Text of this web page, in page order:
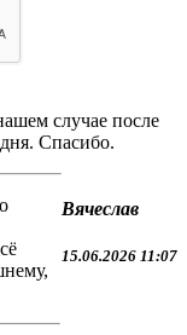
случае после
Спасибо.
Вячеслав
15.06.2026 11:07